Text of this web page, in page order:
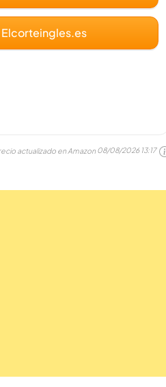
Elcorteingles.es
actualizado en Amazon 08/08/2026 13:17